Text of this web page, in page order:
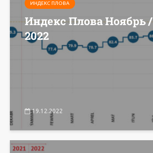
ИНДЕКС ПЛОВА
Индекс Плова Ноябрь /
2022
19.12.2022